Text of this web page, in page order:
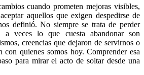
cuando prometen mejoras visibles,
aquellos que exigen despedirse de
definió. No siempre se trata de perder
a veces lo que cuesta abandonar son
creencias que dejaron de servirnos o
con quienes somos hoy. Comprender esa
para mirar el acto de soltar desde una